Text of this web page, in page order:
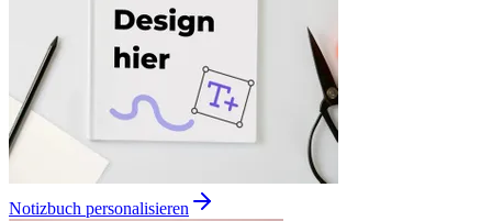
Notizbuch personalisieren